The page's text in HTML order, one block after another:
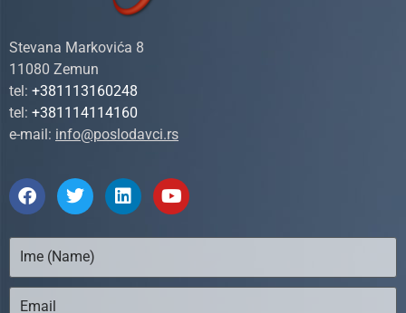
Stevana Markovića 8
11080 Zemun
tel: +381113160248
tel: +381114114160
e-mail: info@poslodavci.rs